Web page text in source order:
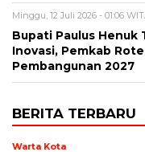
Minggu, 12 Juli 2026 - 01:06
Bupati Paulus Henuk
Inovasi, Pemkab
Pembangunan 2027
BERITA TERBARU
Warta Kota